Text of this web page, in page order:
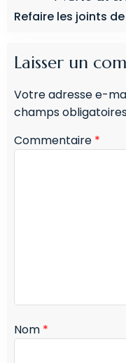
Refaire les joints
Laisser un
Votre adresse e-
champs
Commentaire *
Nom *